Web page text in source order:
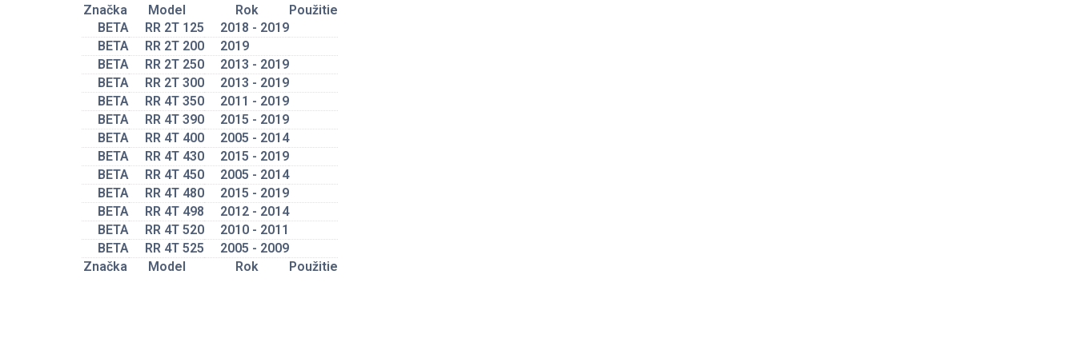
Značka Model Rok Použitie
Značka Model Rok Použitie
BETA RR 2T 125
2018 - 2019
BETA
RR 2T 200
2019
BETA
RR 2T 250
2013 - 2019
BETA
RR 2T 300
2013 - 2019
BETA
RR 4T 350
2011 - 2019
BETA
RR 4T 390
2015 - 2019
BETA
RR 4T 400
2005 - 2014
BETA
RR 4T 430
2015 - 2019
BETA
RR 4T 450
2005 - 2014
BETA
RR 4T 480
2015 - 2019
BETA
RR 4T 498
2012 - 2014
BETA
RR 4T 520
2010 - 2011
BETA
RR 4T 525 2005 - 2009